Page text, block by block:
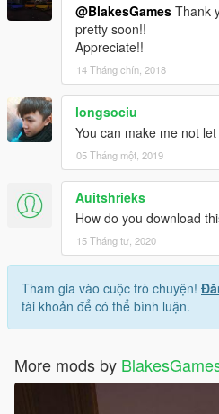
@BlakesGames Thank
pretty soon!!
Appreciate!!
14 Tháng chín, 2018
longsociu
You can make me not
05 Tháng một, 2019
Auitshrieks
How do you download
15 Tháng tư, 2020
Tham gia vào cuộc trò chuyện!
tài khoản để có thể bình luận.
More mods by